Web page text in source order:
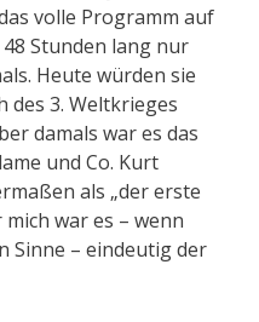
volle Programm auf
Stunden lang nur
Heute würden sie
des 3. Weltkrieges
damals war es das
und Co. Kurt
als „der erste
war es – wenn
Sinne – eindeutig der